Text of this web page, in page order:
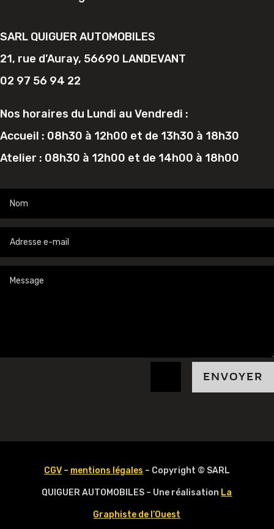
SARL QUIGUER AUTOMOBILES
21, rue d’Auray, 56690 LANDEVANT
02 97 56 94 22
Nos horaires du Lundi au Vendredi :
Accueil : 08h30 à 12h00 et de 13h30 à 18h30
Atelier : 08h30 à 12h00 et de 14h00 à 18h00
ENVOYER
CGV– mentions légales – Copyright © SARL
QUIGUER AUTOMOBILES – Une réalisation La
Graphiste de l’Ouest